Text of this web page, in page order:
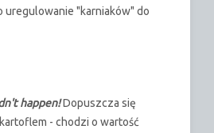
uregulowanie "karniaków" do
happen!Dopuszcza się
- chodzi o wartość